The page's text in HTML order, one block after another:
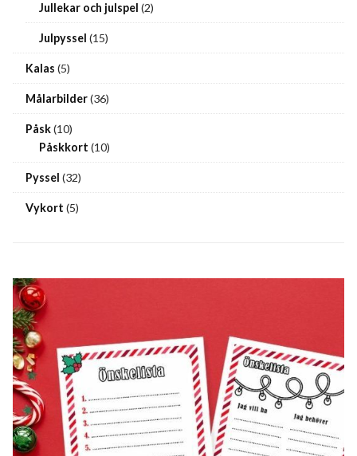
Jullekar och julspel (2)
Julpyssel (15)
Kalas (5)
Målarbilder(36)
Påsk(10)
Påskkort (10)
Pyssel (32)
Vykort (5)